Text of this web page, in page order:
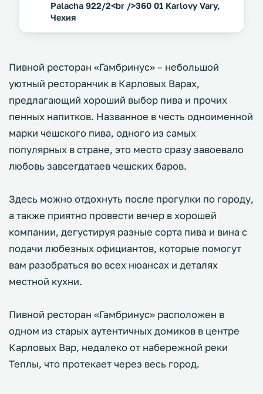
Palacha 922/2<br />360 01 Karlovy Vary,
Чехия
Пивной ресторан «Гамбринус» ­– небольшой
уютный ресторанчик в Карловых Варах,
предлагающий хороший выбор пива и прочих
пенных напитков. Названное в честь одноименной
марки чешского пива, одного из самых
популярных в стране, это место сразу завоевало
любовь завсегдатаев чешских баров.
Здесь можно отдохнуть после прогулки по городу,
а также приятно провести вечер в хорошей
компании, дегустируя разные сорта пива и вина с
подачи любезных официантов, которые помогут
вам разобраться во всех нюансах и деталях
местной кухни.
Пивной ресторан «Гамбринус» расположен в
одном из старых аутентичных домиков в центре
Карловых Вар, недалеко от набережной реки
Теплы, что протекает через весь город.